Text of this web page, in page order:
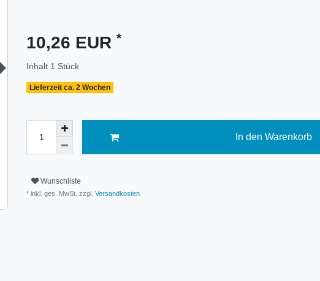
10,26 EUR *
Inhalt 1 Stück
Lieferzeit ca. 2 Wochen
In den Warenkorb
Wunschliste
* inkl. ges. MwSt. zzgl. Versandkosten